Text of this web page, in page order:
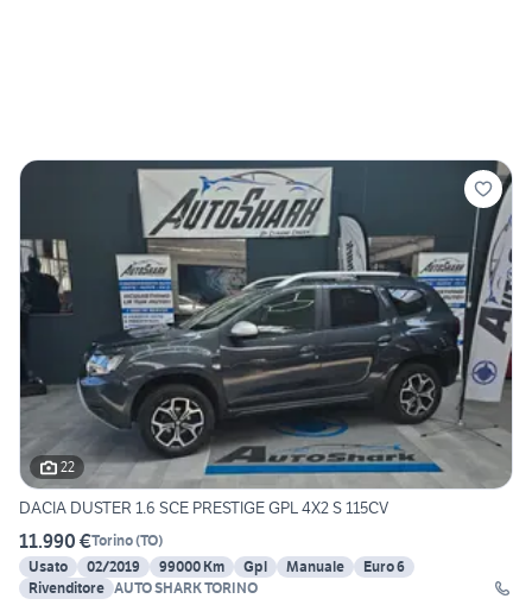
22
DACIA DUSTER 1.6 SCE PRESTIGE GPL 4X2 S 115CV
11.990 €Torino(TO)
Usato
02/2019 99000 Km Gpl Manuale
Euro 6
Rivenditore AUTO SHARK TORINO